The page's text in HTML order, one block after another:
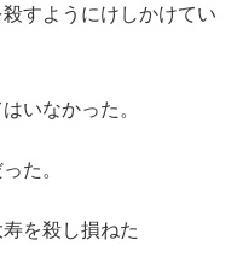
すようにけしかけてい
いなかった。
た。
を殺し損ねた